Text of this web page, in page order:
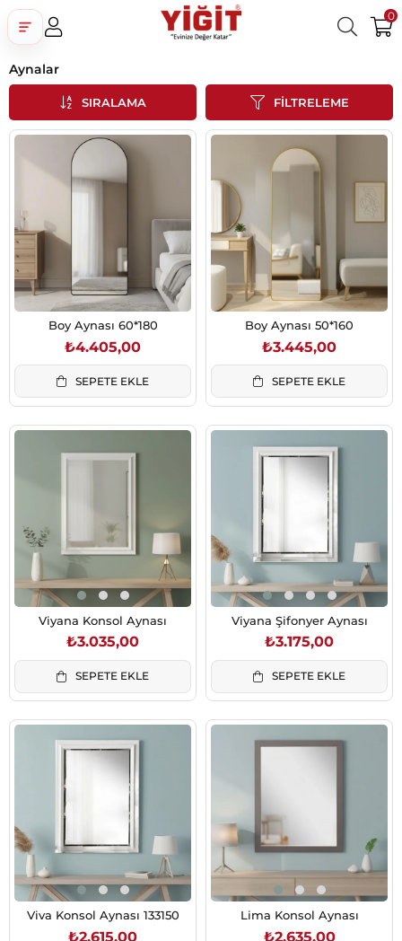
0
Google İle Bağlan
Aynalar
FILTRELEME
SIRALAMA
Boy Aynası 60*180
₺4.405,00
SEPETE EKLE
Boy Aynası 50*160
₺3.445,00
SEPETE EKLE
Viyana Konsol Aynası
₺3.035,00
SEPETE EKLE
Viyana Şifonyer Aynası
₺3.175,00
SEPETE EKLE
Viva Konsol Aynası 133150
₺2.615,00
Lima Konsol Aynası
₺2.635,00